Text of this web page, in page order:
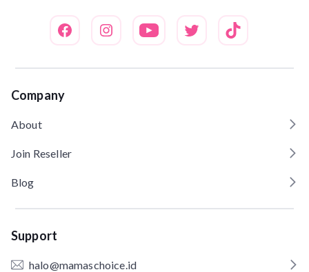
Company
About
Join Reseller
Blog
Support
halo@mamaschoice.id